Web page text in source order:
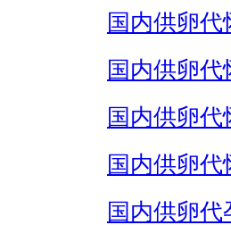
国内供卵代
国内供卵代
国内供卵代
国内供卵代
国内供卵代